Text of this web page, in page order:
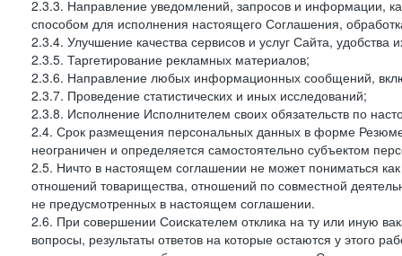
2.3.3. Направление уведомлений, запросов и информации,
способом для исполнения настоящего Соглашения,
2.3.4. Улучшение качества сервисов и услуг Сайта, удобства
2.3.5. Таргетирование рекламных материалов;
2.3.6. Направление любых информационных сообщений,
2.3.7. Проведение статистических и иных исследований;
2.3.8. Исполнение Исполнителем своих обязательств по
2.4. Срок размещения персональных данных в форме
неограничен и определяется самостоятельно субъектом
2.5. Ничто в настоящем соглашении не может пониматься
отношений товарищества, отношений по совместной
не предусмотренных в настоящем соглашении.
2.6. При совершении Соискателем отклика на ту или иную
вопросы, результаты ответов на которые остаются у этого